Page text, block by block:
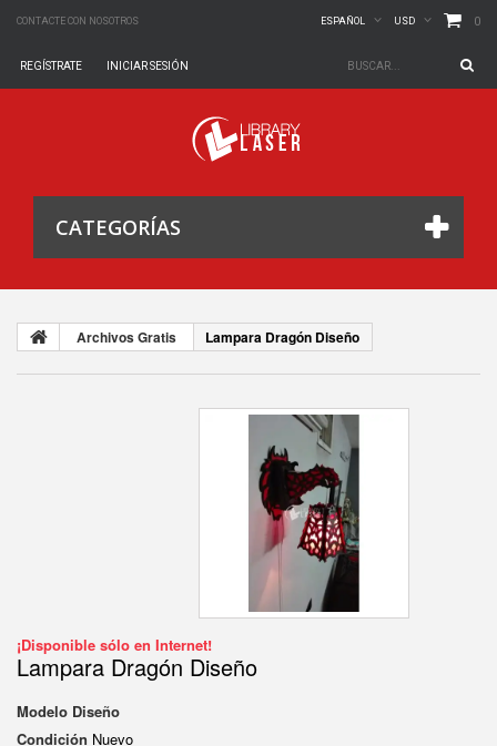
CONTACTE CON NOSOTROS 0
USD
ESPAÑOL
INICIAR SESIÓN
REGÍSTRATE
CATEGORÍAS
Archivos Gratis Lampara Dragón Diseño
¡Disponible sólo en Internet!
Lampara Dragón Diseño
Modelo Diseño
Condición Nuevo